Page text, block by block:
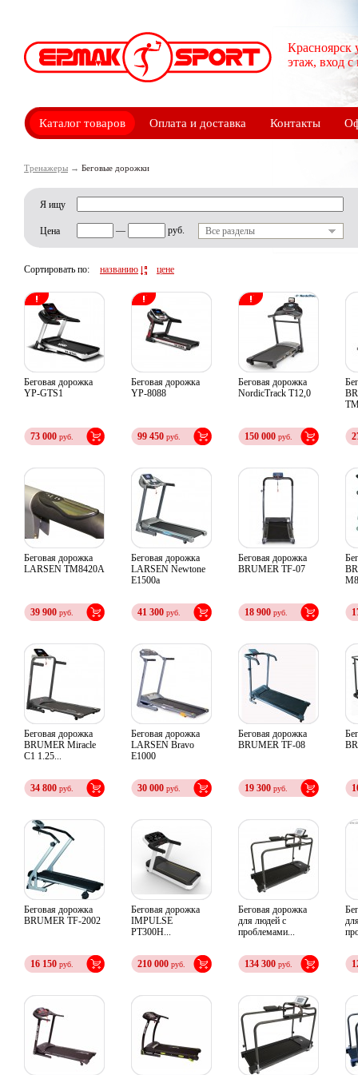
Красноярск
этаж, вход
Каталог товаров Оплата и доставка Контакты
Тренажеры → Беговые дорожки
Я ищу
Цена — руб. Все разделы
Сортировать по: названию цене
Беговая дорожка
YP-GTS1
73 000 руб.
Беговая дорожка
YP-8088
99 450 руб.
Беговая дорожка
NordicTrack T12,0
150 000 руб.
Беговая дорожка
LARSEN TM8420A
39 900 руб.
Беговая дорожка
LARSEN Newtone
E1500a
41 300 руб.
Беговая дорожка
BRUMER TF-07
18 900 руб.
Беговая дорожка
BRUMER Miracle
C1 1.25...
34 800 руб.
Беговая дорожка
LARSEN Bravo
E1000
30 000 руб.
Беговая дорожка
BRUMER TF-08
19 300 руб.
Беговая дорожка
BRUMER TF-2002
16 150 руб.
Беговая дорожка
IMPULSE
PT300H...
210 000 руб.
Беговая дорожка
для людей с
проблемами...
134 300 руб.